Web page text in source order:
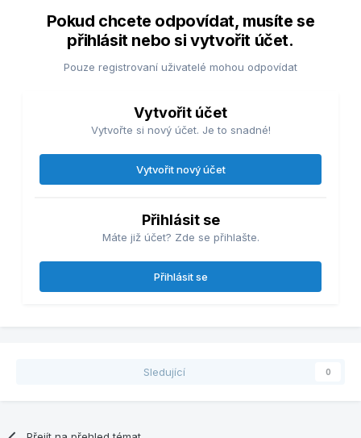
Pokud chcete odpovídat, musíte se
přihlásit nebo si vytvořit účet.
Pouze registrovaní uživatelé mohou odpovídat
Vytvořit účet
Vytvořte si nový účet. Je to snadné!
Vytvořit nový účet
Přihlásit se
Máte již účet? Zde se přihlašte.
Přihlásit se
Sledující 0